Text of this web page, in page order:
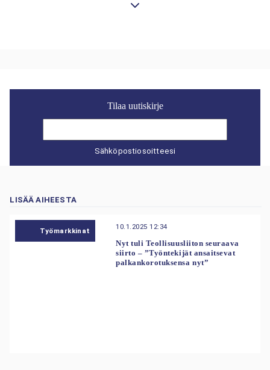
Tilaa uutiskirje
Sähköpostiosoitteesi
LISÄÄ AIHEESTA
Työmarkkinat 10.1.2025 12:34
Nyt tuli Teollisuusliiton seuraava
siirto – ”Työntekijät ansaitsevat
palkankorotuksensa nyt”